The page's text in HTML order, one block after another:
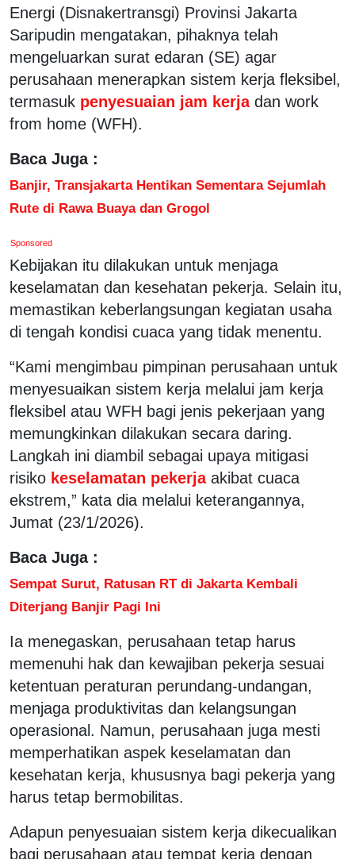
Energi (Disnakertransgi) Provinsi Jakarta
Saripudin mengatakan, pihaknya telah
mengeluarkan surat edaran (SE) agar
perusahaan menerapkan sistem kerja fleksibel,
termasuk penyesuaian jam kerja dan work
from home (WFH).
Baca Juga :
Banjir, Transjakarta Hentikan Sementara Sejumlah
Rute di Rawa Buaya dan Grogol
Sponsored
Kebijakan itu dilakukan untuk menjaga
keselamatan dan kesehatan pekerja. Selain itu,
memastikan keberlangsungan kegiatan usaha
di tengah kondisi cuaca yang tidak menentu.
“Kami mengimbau pimpinan perusahaan untuk
menyesuaikan sistem kerja melalui jam kerja
fleksibel atau WFH bagi jenis pekerjaan yang
memungkinkan dilakukan secara daring.
Langkah ini diambil sebagai upaya mitigasi
risiko keselamatan pekerja akibat cuaca
ekstrem,” kata dia melalui keterangannya,
Jumat (23/1/2026).
Baca Juga :
Sempat Surut, Ratusan RT di Jakarta Kembali
Diterjang Banjir Pagi Ini
Ia menegaskan, perusahaan tetap harus
memenuhi hak dan kewajiban pekerja sesuai
ketentuan peraturan perundang-undangan,
menjaga produktivitas dan kelangsungan
operasional. Namun, perusahaan juga mesti
memperhatikan aspek keselamatan dan
kesehatan kerja, khususnya bagi pekerja yang
harus tetap bermobilitas.
Adapun penyesuaian sistem kerja dikecualikan
bagi perusahaan atau tempat kerja dengan